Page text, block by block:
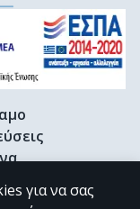
βιβλιογραφία
για να σας